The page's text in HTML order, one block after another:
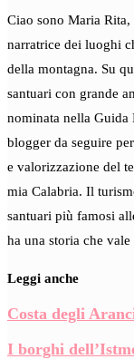
Ciao sono Maria
narratrice dei luoghi
della montagna. Su
santuari con grande
nominata nella Guida
blogger da seguire
e valorizzazione del
mia Calabria. Il
santuari più famosi
ha una storia che
Leggi anche
Costa degli
I borghi